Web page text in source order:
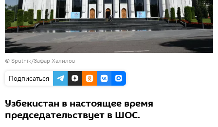
© Sputnik/Зафар Халилов
Подписаться
Узбекистан в настоящее время
председательствует в ШОС.